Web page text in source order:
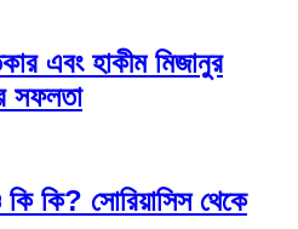
এবং হাকীম মিজানুর
সফলতা
কি? সোরিয়াসিস থেকে